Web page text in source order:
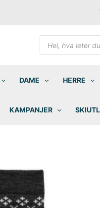
Products
search
DAME HERRE
KAMPANJER